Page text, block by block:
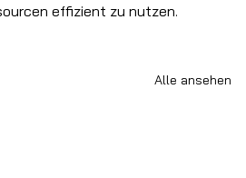
effizient zu nutzen.
Alle ansehen